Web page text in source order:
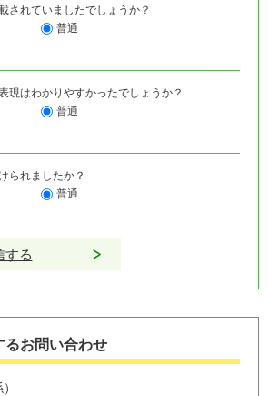
されていましたでしょうか？
普通
現はわかりやすかったでしょうか？
普通
られましたか？
普通
るお問い合わせ